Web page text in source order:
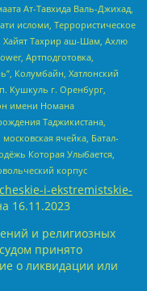
Ат-Тавхида Валь-Джихад,
исломи, Террористическое
Хайят Тахрир аш-Шам, Ахлю
Артподготовка,
Колумбайн, Хатлонский
Кушкуль г. Оренбург,
имени Номана
Таджикистана,
ячейка, Батал-
Которая Улыбается,
корпус
i-ekstremistskie-
16.11.2023
и религиозных
принято
о ликвидации или